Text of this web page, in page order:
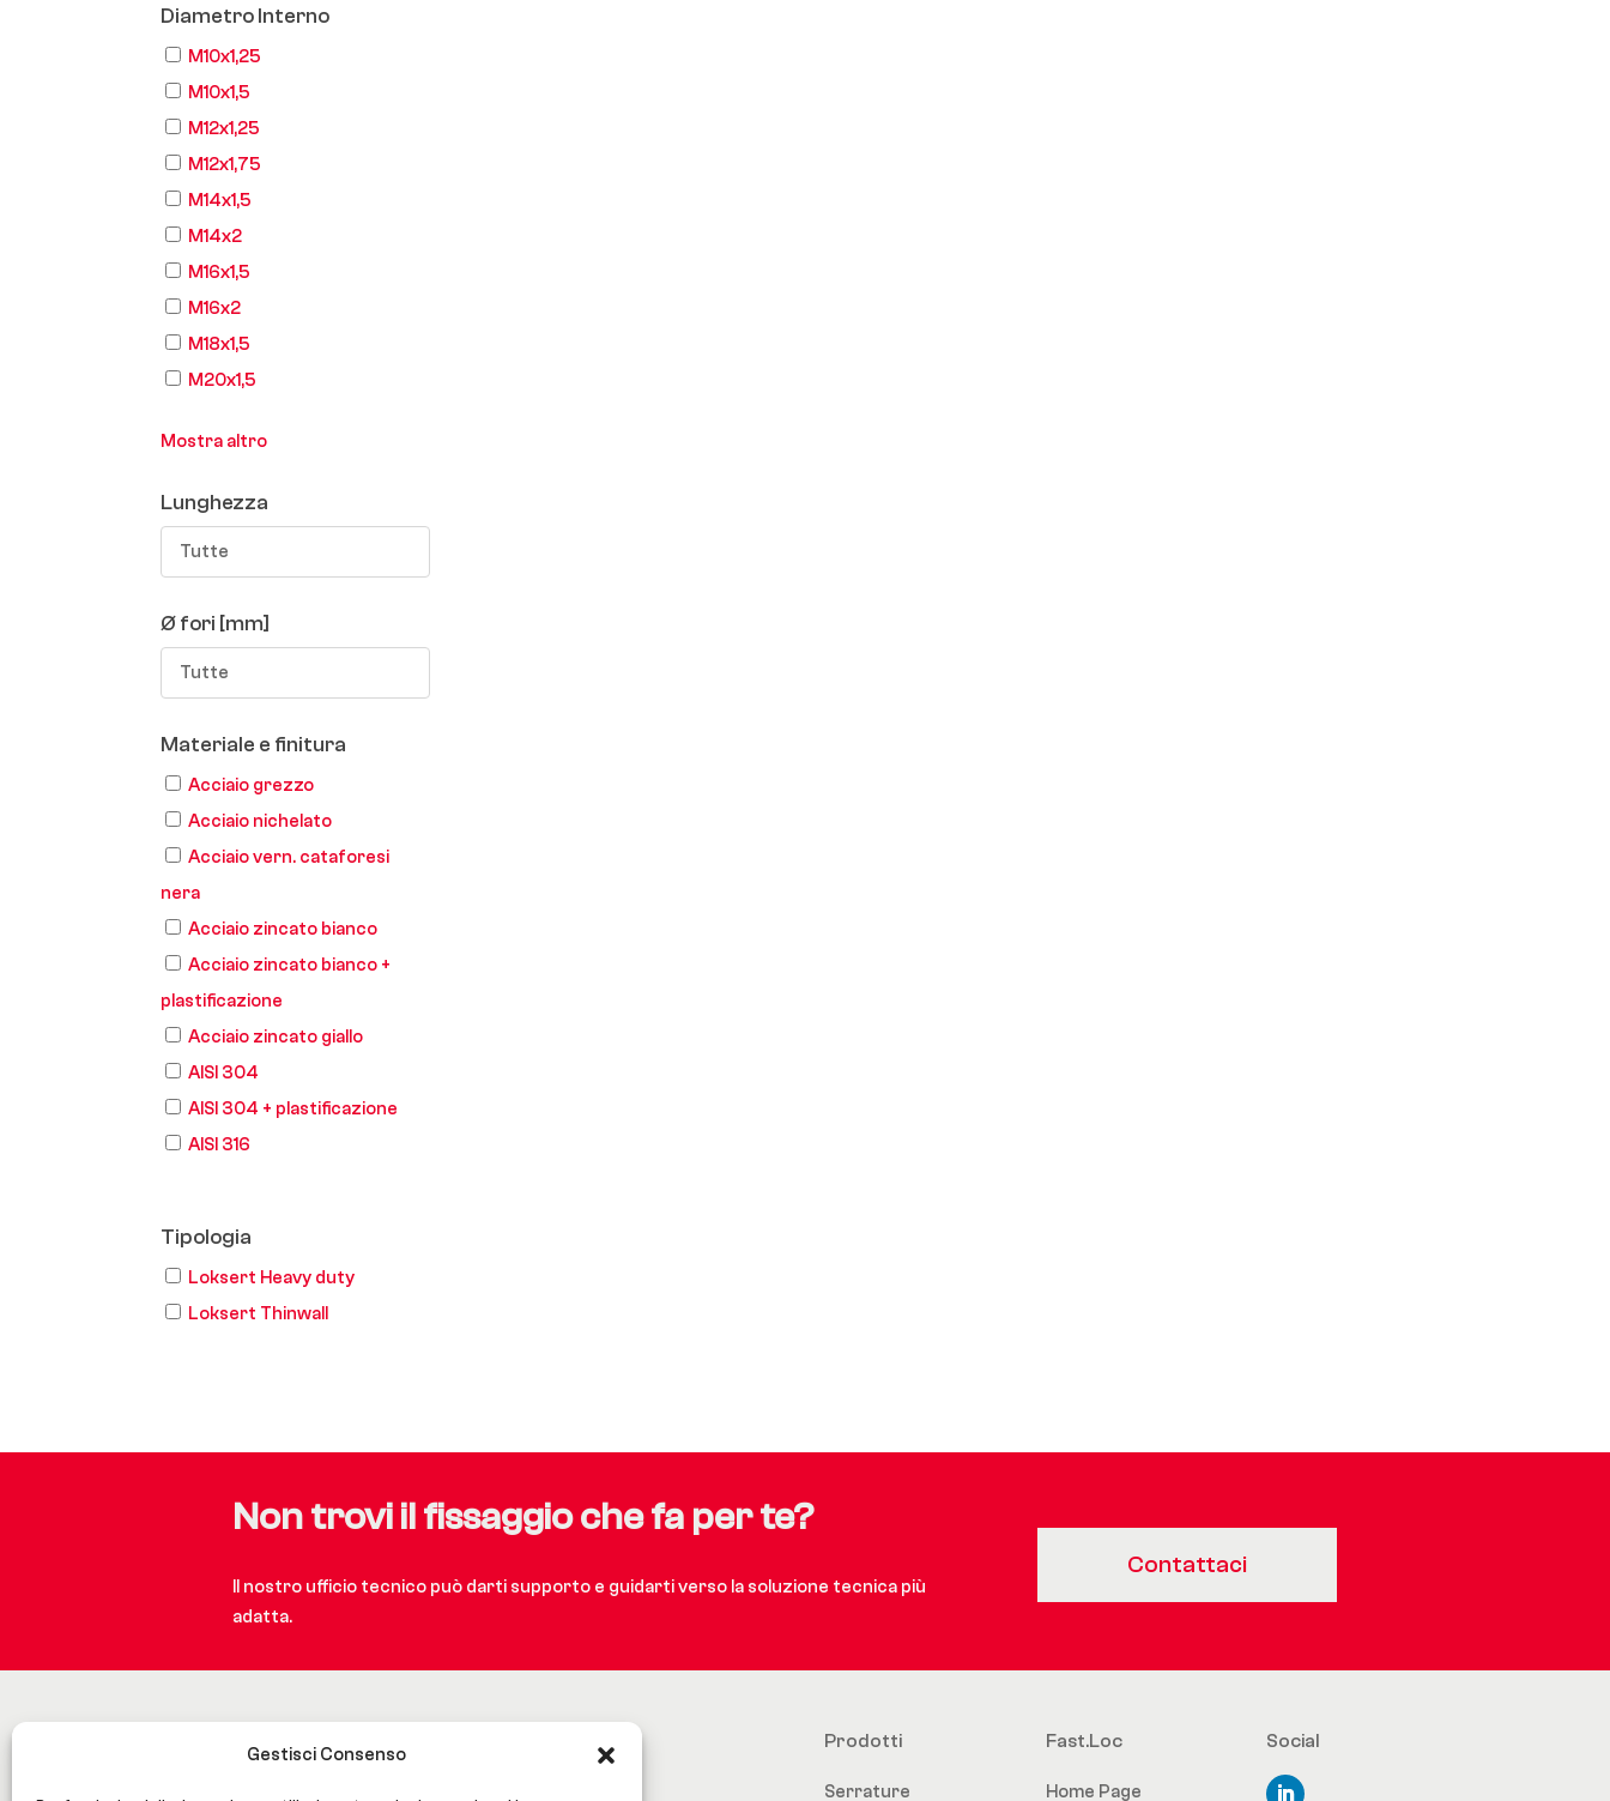
Gestisci Consenso
Diametro Interno
M10x1,25
M10x1,5
M12x1,25
M12x1,75
M14x1,5
M14x2
M16x1,5
M16x2
M18x1,5
M20x1,5
Mostra altro
Lunghezza
Tutte
Ø fori [mm]
Tutte
Materiale e finitura
Acciaio grezzo
Acciaio nichelato
Acciaio vern. cataforesi
nera
Acciaio zincato bianco
Acciaio zincato bianco +
plastificazione
Acciaio zincato giallo
AISI 304
AISI 304 + plastificazione
AISI 316
Tipologia
Loksert Heavy duty
Loksert Thinwall
Non trovi il fissaggio che fa per te?
Il nostro ufficio tecnico può darti supporto e guidarti verso la soluzione tecnica più
adatta.
Contattaci
Prodotti
Serrature
Fast.Loc
Home Page
Social